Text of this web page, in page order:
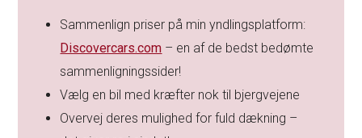
Sammenlign priser på min yndlingsplatform:
Discovercars.com – en af de bedst bedømte
sammenligningssider!
Vælg en bil med kræfter nok til bjergvejene
Overvej deres mulighed for fuld dækning –